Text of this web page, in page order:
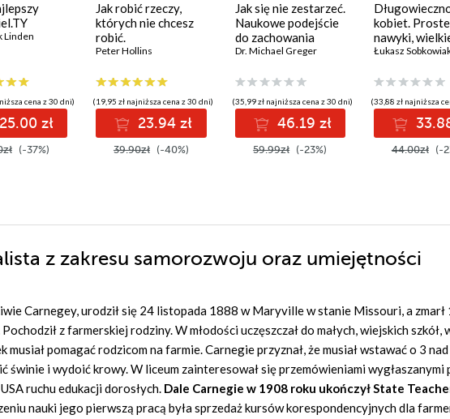
Linden
cena z 30 dni)
25.00 zł
(-37%)
Jak robić rzeczy,
których nie chcesz
robić.
Samodyscyplina,
Peter Hollins
(19,95 zł najniższa cena z 30 dni)
23.94 zł
39.90zł (-40%)
Jak się nie zestarzeć.
Naukowe podejście
do zachowania
zdrowia mimo
Dr. Michael Greger
(35,99 zł najniższa cena z 30 dni)
46.19 zł
59.99zł (-23%)
kobiet. Proste
nawyki,
efekty
Łukasz
(33,88 zł najniższa
44.00zł (-
z zakresu samorozwoju oraz umiejętności
Carnegey, urodził się 24 listopada 1888 w Maryville w stanie Missouri, a zmarł
z farmerskiej rodziny. W młodości uczęszczał do małych, wiejskich szkół,
pomagać rodzicom na farmie. Carnegie przyznał, że musiał wstawać o 3
świnie i wydoić krowy. W liceum zainteresował się przemówieniami wygłaszanymi
ruchu edukacji dorosłych. Dale Carnegie w 1908 roku ukończył State
nauki jego pierwszą pracą była sprzedaż kursów korespondencyjnych dla